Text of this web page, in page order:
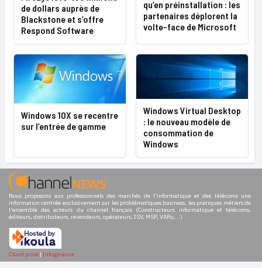
de dollars auprès de
Blackstone et s’offre
Respond Software
qu’en préinstallation : les
partenaires déplorent la
volte-face de Microsoft
Windows 10X se recentre
sur l’entrée de gamme
Windows Virtual Desktop
: le nouveau modèle de
consommation de
Windows
Nous proposons aux professionnels des marchés de l'informatique et des télécoms une
information centrée exclusivement sur les problématiques business, les pratiques métiers de
l'ensemble des acteurs du channel français (Constructeurs informatique et télécoms,
éditeurs, distributeurs, revendeurs, opérateurs, ISV, MSP, VARs,...)
Cloud privé | Infogérance